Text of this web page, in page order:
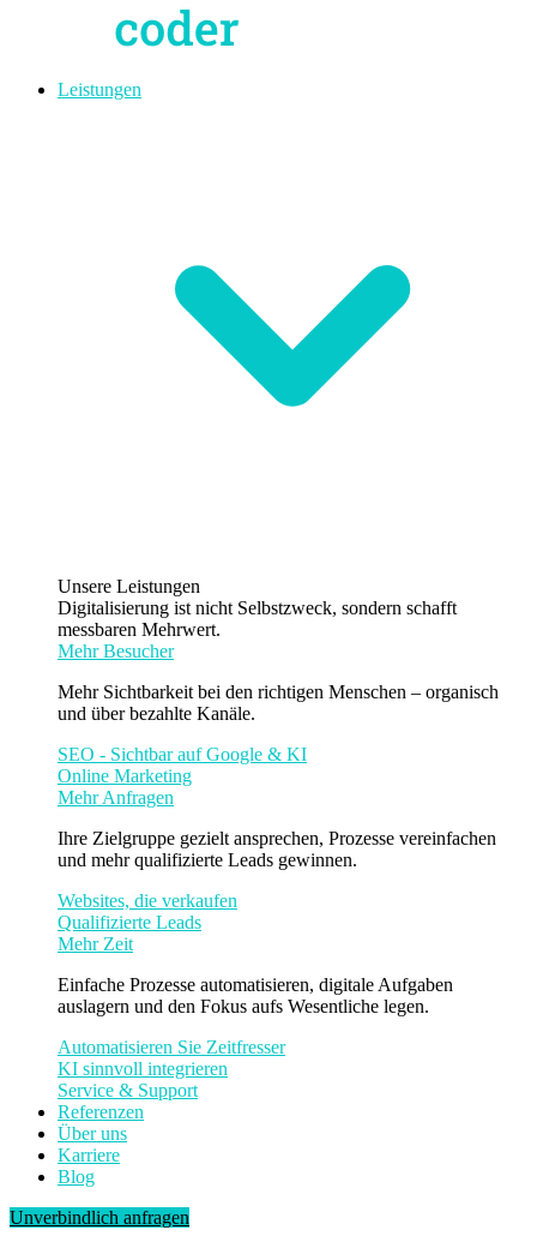
Leistungen
Unsere Leistungen
Digitalisierung ist nicht Selbstzweck, sondern schafft
messbaren Mehrwert.
Mehr Besucher
Mehr Sichtbarkeit bei den richtigen Menschen – organisch
und über bezahlte Kanäle.
SEO - Sichtbar auf Google & KI
Online Marketing
Mehr Anfragen
Ihre Zielgruppe gezielt ansprechen, Prozesse vereinfachen
und mehr qualifizierte Leads gewinnen.
Websites, die verkaufen
Qualifizierte Leads
Mehr Zeit
Einfache Prozesse automatisieren, digitale Aufgaben
auslagern und den Fokus aufs Wesentliche legen.
Automatisieren Sie Zeitfresser
KI sinnvoll integrieren
Service & Support
Referenzen
Über uns
Karriere
Blog
Unverbindlich anfragen